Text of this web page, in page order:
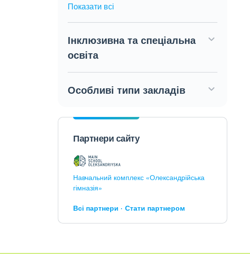
Показати всі
Інклюзивна та спеціальна
освіта
Особливі типи закладів
Партнери сайту
Навчальний комплекс «Олександрійська
гімназія»
Всі партнери Стати партнером